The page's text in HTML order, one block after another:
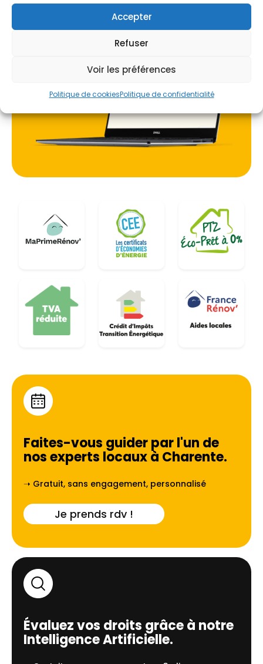
Accepter
Refuser
Voir les préférences
Politique de cookiesPolitique de confidentialité
constructions en pierre. Une étude précise du bâti
est donc indispensable pour proposer des
l'aspect d'origine pour les bâtiments classés ou
les zones pavillonnaires récentes.
Je prends rdv !
Faites-vous guider par l'un de
nos experts locaux à Charente.
➝ Gratuit, sans engagement, personnalisé
Je prends rdv !
Évaluez vos droits grâce à notre
Intelligence Artificielle.